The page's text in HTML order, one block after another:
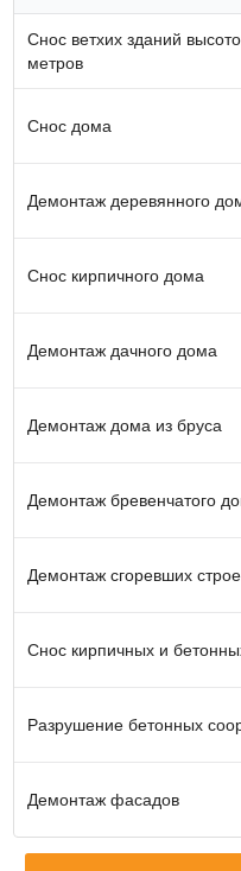
Оценка
Выбор
Вывоз
На что
Опыт
демонтажных
Прозрачная
демонтажа
алмазной резки в
Мы выполняем
обеспечивая
Свяжитесь с нами
и расчета стоимости
лишних хлопот.
Снос ветхих зданий
метров
Снос дома
Демонтаж деревянного
Снос кирпичного дома
Демонтаж дачного дома
Демонтаж дома из бруса
Демонтаж бревенчатого
Демонтаж сгоревших
Снос кирпичных и
Разрушение бетонных
Демонтаж фасадов